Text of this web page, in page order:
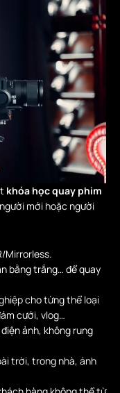
khóa học quay phim
mới hoặc người
Mirrorless.
bằng trắng… để quay
cho từng thể loại
cưới, vlog…
ảnh, không rung
trời, trong nhà, ánh